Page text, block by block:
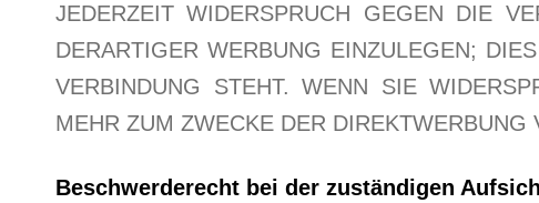
JEDERZEIT WIDERSPRUCH GEGEN DIE
DERARTIGER WERBUNG EINZULEGEN;
VERBINDUNG STEHT. WENN SIE
MEHR ZUM ZWECKE DER
Beschwerde­recht bei der zuständigen